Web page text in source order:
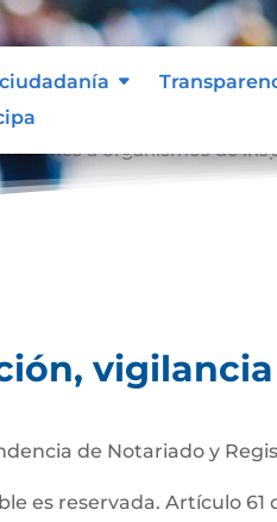
Informes a organismos de
de Notariado y
es reservada. Artículo 61